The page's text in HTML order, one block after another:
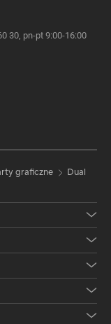
30, pn-pt 9:00-16:00
graficzne
Dual